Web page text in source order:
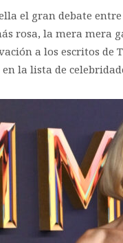
el gran debate
rosa, la mera mera
a los escritos
la lista de